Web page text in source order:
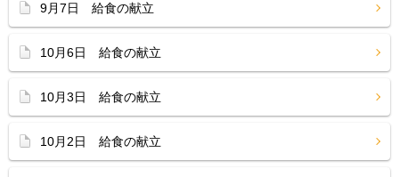
9月7日 給食の献立
10月6日 給食の献立
10月3日 給食の献立
10月2日 給食の献立